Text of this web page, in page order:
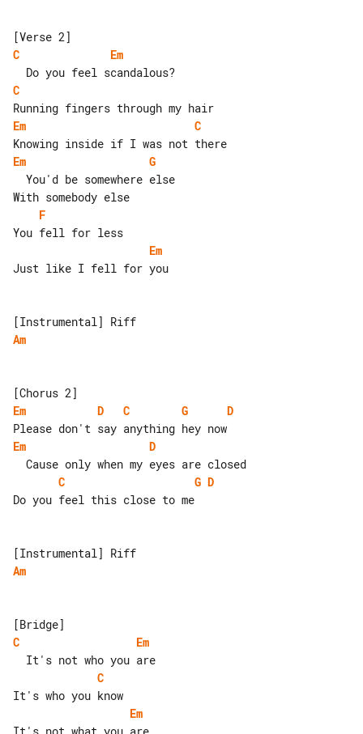
C
Em
C
Em
C
Em
G
F
Em
Just like I fell for you
Am
Em
D C G
D
Em
D
C
G D
Do you feel this close to me
Am
C
Em
C
Em